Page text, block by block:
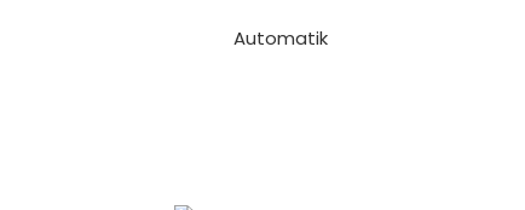
Automatik